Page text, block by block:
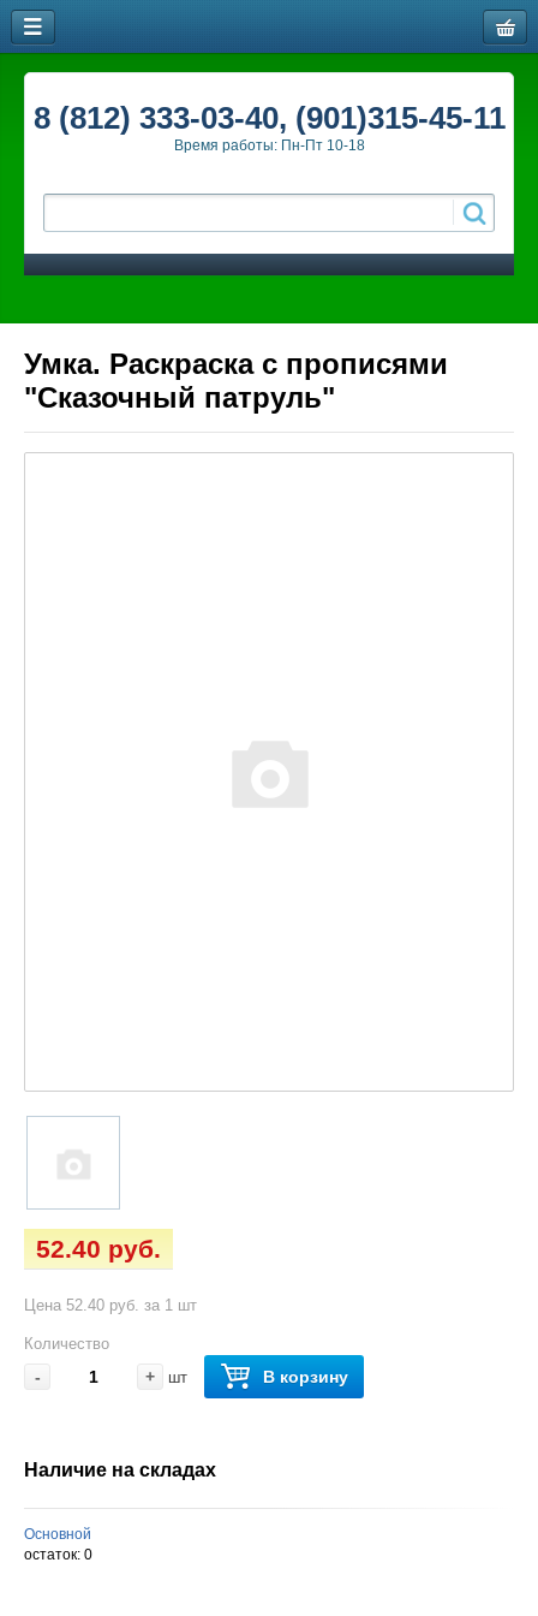
8 (812) 333-03-40, (901)315-45-11
Время работы: Пн-Пт 10-18
Умка. Раскраска с прописями
"Сказочный патруль"
52.40 руб.
Цена 52.40 руб. за 1 шт
Количество
- + шт В корзину
Наличие на складах
Основной
остаток: 0